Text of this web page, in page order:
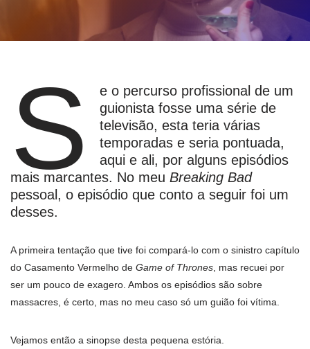
S
e o percurso profissional de um
guionista fosse uma série de
televisão, esta teria várias
temporadas e seria pontuada,
aqui e ali, por alguns episódios
mais marcantes. No meu Breaking Bad
pessoal, o episódio que conto a seguir foi um
desses.
A primeira tentação que tive foi compará-lo com o sinistro capítulo
do Casamento Vermelho de Game of Thrones , mas recuei por
ser um pouco de exagero. Ambos os episódios são sobre
massacres, é certo, mas no meu caso só um guião foi vítima.
Vejamos então a sinopse desta pequena estória.